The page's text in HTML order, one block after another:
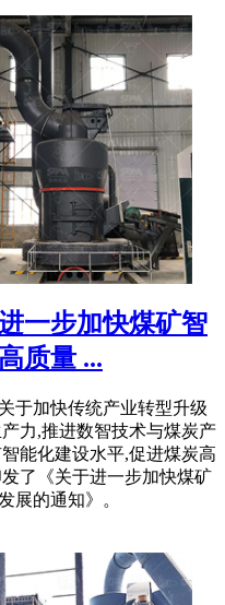
一步加快煤矿智
质量 ...
于加快传统产业转型升级
力,推进数智技术与煤炭产
能化建设水平,促进煤炭高
了《关于进一步加快煤矿
展的通知》。